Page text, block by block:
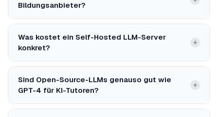
Bildungsanbieter?
Was kostet ein Self-Hosted LLM-Server
konkret?
Sind Open-Source-LLMs genauso gut wie
GPT-4 für KI-Tutoren?